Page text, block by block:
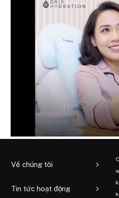
Về chúng tôi
Tin tức hoạt động